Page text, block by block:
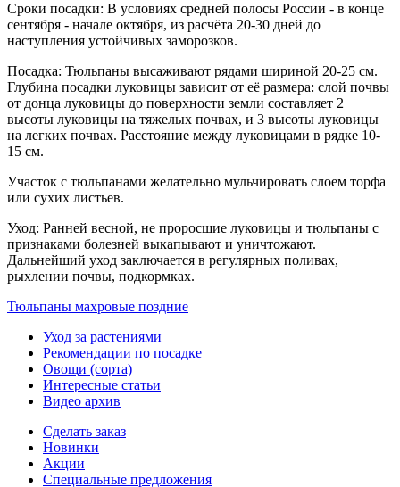
Сроки посадки: В условиях средней полосы России - в конце
сентября - начале октября, из расчёта 20-30 дней до
наступления устойчивых заморозков.
Посадка: Тюльпаны высаживают рядами шириной 20-25 см.
Глубина посадки луковицы зависит от её размера: слой почвы
от донца луковицы до поверхности земли составляет 2
высоты луковицы на тяжелых почвах, и 3 высоты луковицы
на легких почвах. Расстояние между луковицами в рядке 10-
15 см.
Участок с тюльпанами желательно мульчировать слоем торфа
или сухих листьев.
Уход: Ранней весной, не проросшие луковицы и тюльпаны с
признаками болезней выкапывают и уничтожают.
Дальнейший уход заключается в регулярных поливах,
рыхлении почвы, подкормках.
Тюльпаны махровые поздние
Уход за растениями
Рекомендации по посадке
Овощи (сорта)
Интересные статьи
Видео архив
Сделать заказ
Новинки
Акции
Специальные предложения